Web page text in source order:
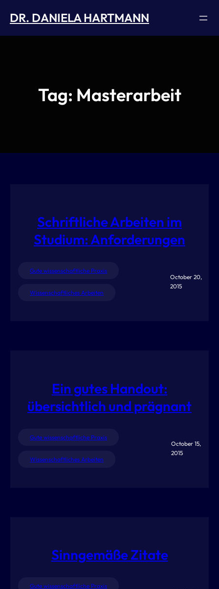
DR. DANIELA HARTMANN
Tag: Masterarbeit
Schriftliche Arbeiten im
Studium: Anforderungen
Gute wissenschaftliche Praxis
Wissenschaftliches Arbeiten
October 20,
2015
Ein gutes Handout:
übersichtlich und prägnant
Gute wissenschaftliche Praxis
Wissenschaftliches Arbeiten
October 15,
2015
Sinngemäße Zitate
Gute wissenschaftliche Praxis